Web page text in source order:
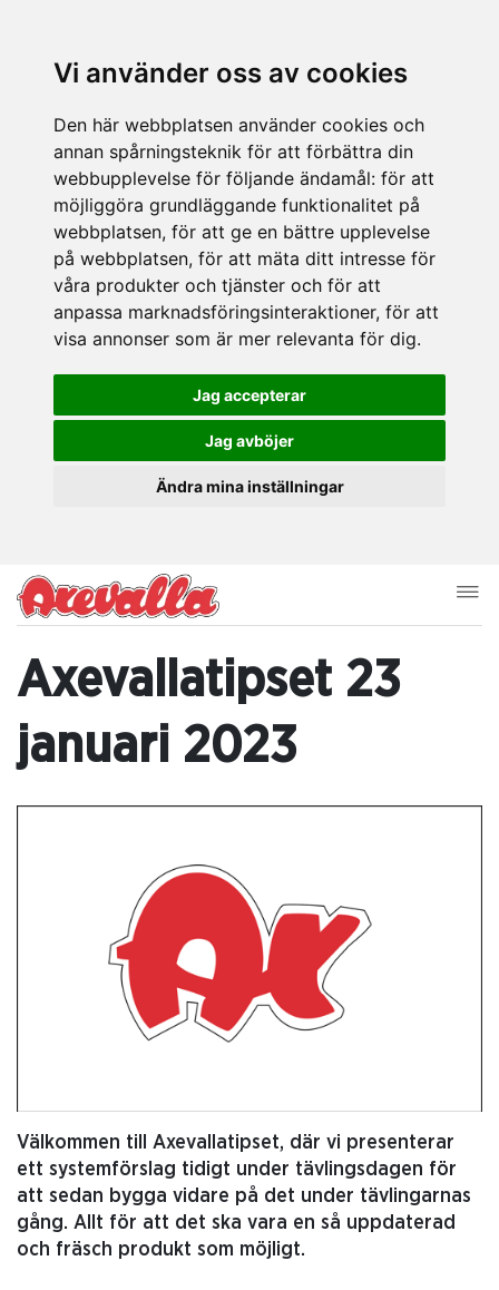
Vi använder oss av cookies
Den här webbplatsen använder cookies och
annan spårningsteknik för att förbättra din
webbupplevelse för följande ändamål: för att
möjliggöra grundläggande funktionalitet på
webbplatsen, för att ge en bättre upplevelse
på webbplatsen, för att mäta ditt intresse för
våra produkter och tjänster och för att
anpassa marknadsföringsinteraktioner, för att
visa annonser som är mer relevanta för dig.
Jag accepterar
Jag avböjer
Ändra mina inställningar
Axevallatipset 23
januari 2023
Välkommen till Axevallatipset, där vi presenterar
ett systemförslag tidigt under tävlingsdagen för
att sedan bygga vidare på det under tävlingarnas
gång. Allt för att det ska vara en så uppdaterad
och fräsch produkt som möjligt.